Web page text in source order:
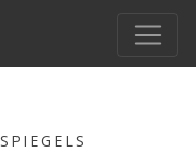
SPIEGELS